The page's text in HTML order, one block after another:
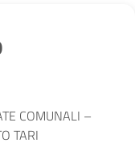
COMUNALI –
TARI